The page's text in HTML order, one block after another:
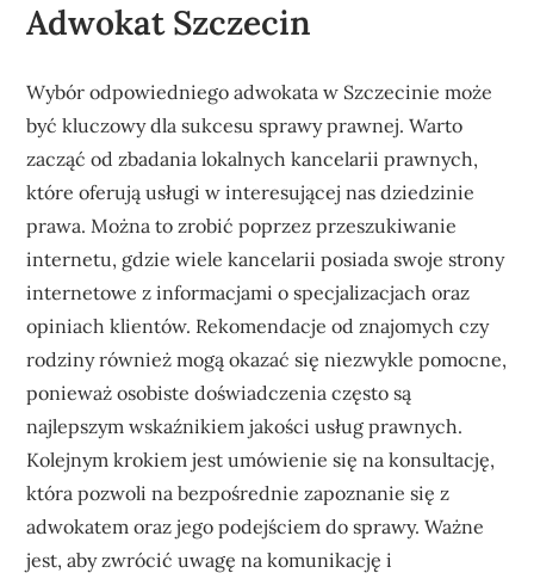
Adwokat Szczecin
Wybór odpowiedniego adwokata w Szczecinie może
być kluczowy dla sukcesu sprawy prawnej. Warto
zacząć od zbadania lokalnych kancelarii prawnych,
które oferują usługi w interesującej nas dziedzinie
prawa. Można to zrobić poprzez przeszukiwanie
internetu, gdzie wiele kancelarii posiada swoje strony
internetowe z informacjami o specjalizacjach oraz
opiniach klientów. Rekomendacje od znajomych czy
rodziny również mogą okazać się niezwykle pomocne,
ponieważ osobiste doświadczenia często są
najlepszym wskaźnikiem jakości usług prawnych.
Kolejnym krokiem jest umówienie się na konsultację,
która pozwoli na bezpośrednie zapoznanie się z
adwokatem oraz jego podejściem do sprawy. Ważne
jest, aby zwrócić uwagę na komunikację i